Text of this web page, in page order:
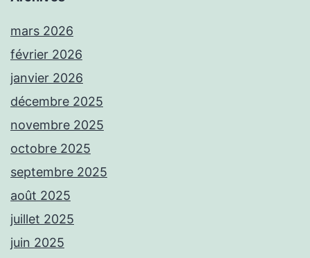
mars 2026
février 2026
janvier 2026
décembre 2025
novembre 2025
octobre 2025
septembre 2025
août 2025
juillet 2025
juin 2025